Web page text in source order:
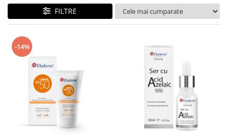
Creme contur ochi
Seruri
Produse Par si Scalp
Lotiuni tonice
Produse pentru curatare
Creme Emoliente
Creme cu Uree
Produse pentru pete pigmentare
FILTRE
-14%